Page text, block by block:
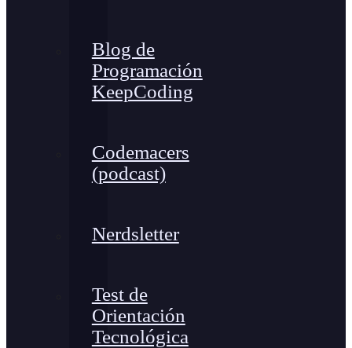
Blog de
Programación
KeepCoding
Codemacers
(podcast)
Nerdsletter
Test de
Orientación
Tecnológica